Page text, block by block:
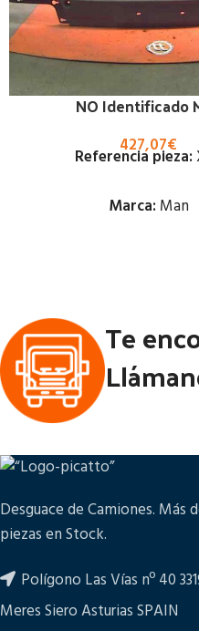
NO Identificado
427,07€
Referencia pieza:
Marca: Man
Notas:[VP]MAN TG-A E3
410 RG (4X2)
Código Pieza:
Te
Desguace de Camiones. Más
piezas en Stock.
Polígono Las Vías nº 40
Meres Siero Asturias SPAIN